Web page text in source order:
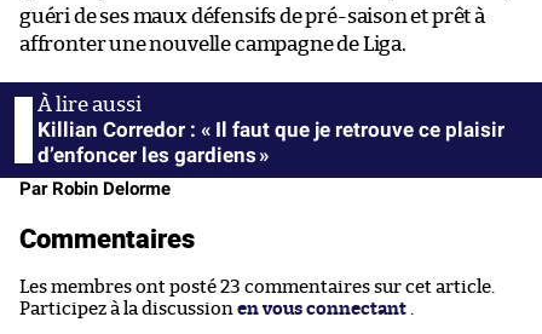
guéri de ses maux défensifs de pré-saison et prêt à
affronter une nouvelle campagne de Liga.
Killian Corredor : « Il faut que je retrouve ce plaisir
d’enfoncer les gardiens »
Par Robin Delorme
Commentaires
Les membres ont posté 23 commentaires sur cet article.
Participez à la discussion en vous connectant